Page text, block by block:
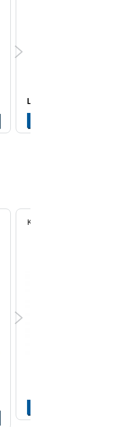
Цена: 19 650
Кресло педикюрное